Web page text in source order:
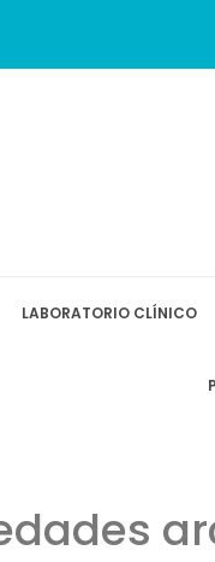
LABORATORIO CLÍNICO